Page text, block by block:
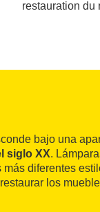
restauration du
bajo una
siglo XX.
más diferentes
los